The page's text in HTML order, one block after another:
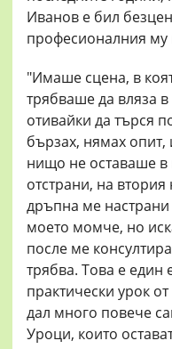
Иванов е бил
професионалния му
"Имаше сцена, в
трябваше да вляза
отивайки да търся
бързах, нямах опит,
нищо не оставаше в
отстрани, на
дръпна ме
моето момче, но
после ме
трябва. Това е един
практически урок
дал много повече
Уроци, които